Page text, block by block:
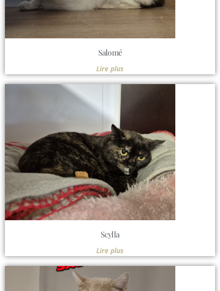
Salomé
Lire plus
Scylla
Lire plus